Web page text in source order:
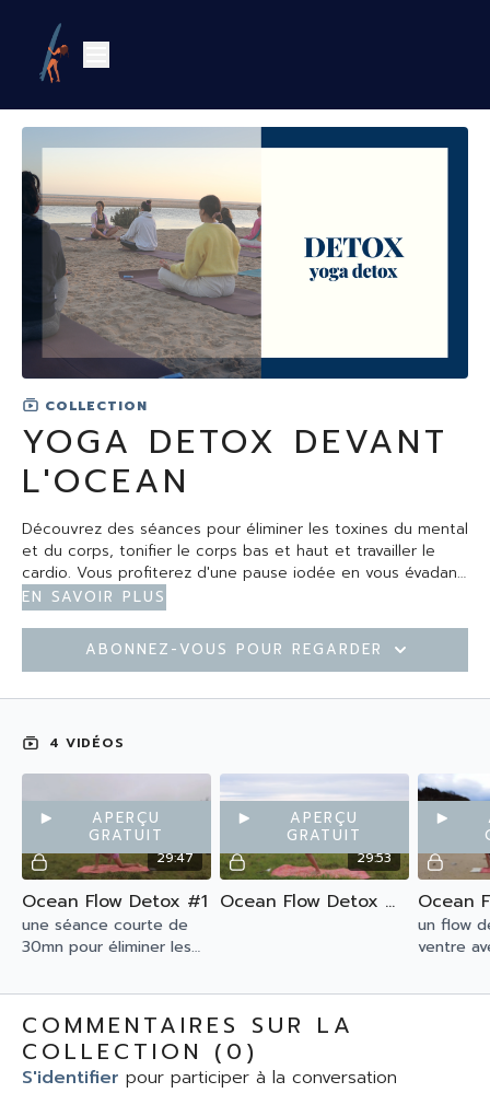
COLLECTION
YOGA DETOX DEVANT
L'OCEAN
Découvrez des séances pour éliminer les toxines du mental
et du corps, tonifier le corps bas et haut et travailler le
cardio. Vous profiterez d'une pause iodée en vous évadant
au bord de l'Océan - travail de torsion à ne pas faire
enceinte
En savoir plus
Abonnez-vous pour regarder
4 VIDÉOS
29:47
Aperçu
gratuit
Ocean Flow Detox #1
une séance courte de
30mn pour éliminer les
corps, tonifier le corps
bas et haut et vous
évader au bord de
l'Ocean
29:53
Aperçu
gratuit
Ocean Flow Detox #2
un flow
ventre
sangle
COMMENTAIRES SUR LA
COLLECTION ( 0 )
S'identifier pour participer à la conversation